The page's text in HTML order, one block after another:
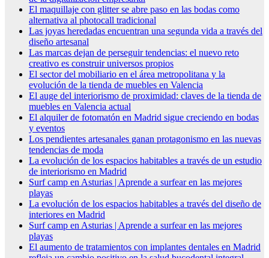
El maquillaje con glitter se abre paso en las bodas como
alternativa al photocall tradicional
Las joyas heredadas encuentran una segunda vida a través del
diseño artesanal
Las marcas dejan de perseguir tendencias: el nuevo reto
creativo es construir universos propios
El sector del mobiliario en el área metropolitana y la
evolución de la tienda de muebles en Valencia
El auge del interiorismo de proximidad: claves de la tienda de
muebles en Valencia actual
El alquiler de fotomatón en Madrid sigue creciendo en bodas
y eventos
Los pendientes artesanales ganan protagonismo en las nuevas
tendencias de moda
La evolución de los espacios habitables a través de un estudio
de interiorismo en Madrid
Surf camp en Asturias | Aprende a surfear en las mejores
playas
La evolución de los espacios habitables a través del diseño de
interiores en Madrid
Surf camp en Asturias | Aprende a surfear en las mejores
playas
El aumento de tratamientos con implantes dentales en Madrid